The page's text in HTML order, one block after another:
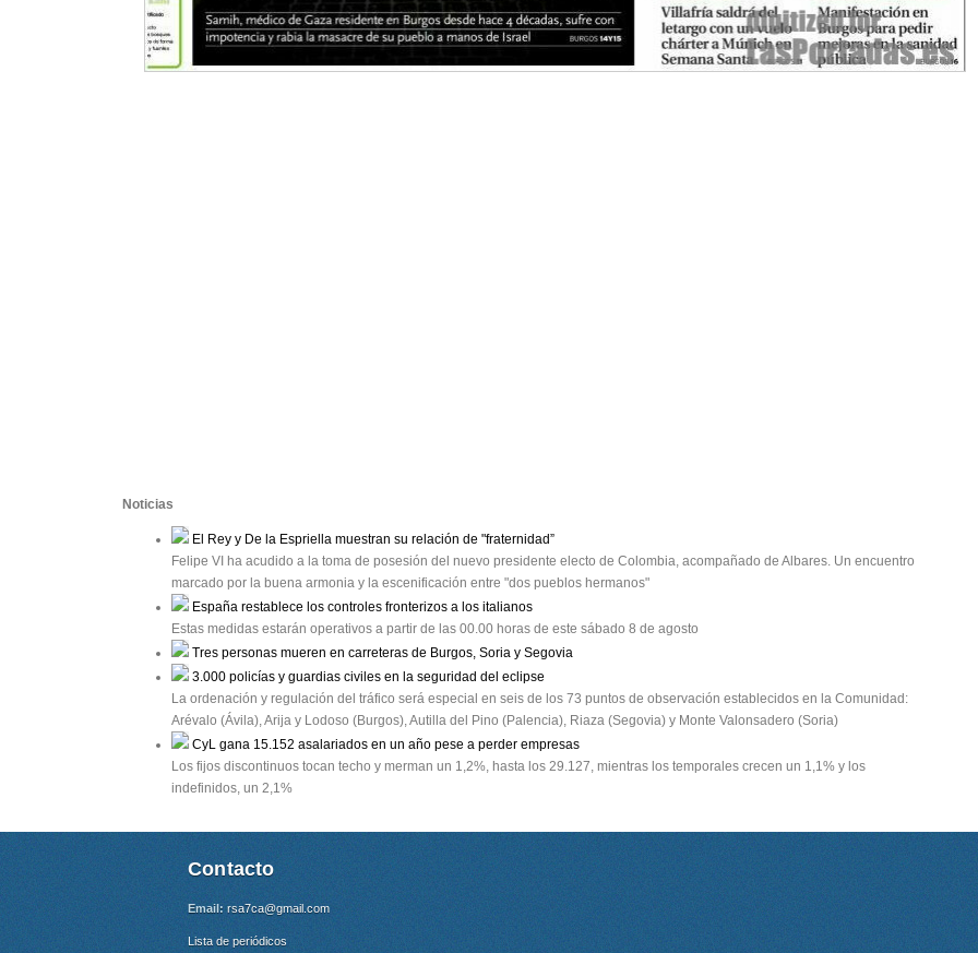
Noticias
El Rey y De la Espriella muestran su relación de "fraternidad”
Felipe VI ha acudido a la toma de posesión del nuevo presidente electo de Colombia, acompañado de Albares. Un encuentro
marcado por la buena armonia y la escenificación entre "dos pueblos hermanos"
España restablece los controles fronterizos a los italianos
Estas medidas estarán operativos a partir de las 00.00 horas de este sábado 8 de agosto
Tres personas mueren en carreteras de Burgos, Soria y Segovia
3.000 policías y guardias civiles en la seguridad del eclipse
La ordenación y regulación del tráfico será especial en seis de los 73 puntos de observación establecidos en la Comunidad:
Arévalo (Ávila), Arija y Lodoso (Burgos), Autilla del Pino (Palencia), Riaza (Segovia) y Monte Valonsadero (Soria)
CyL gana 15.152 asalariados en un año pese a perder empresas
Los fijos discontinuos tocan techo y merman un 1,2%, hasta los 29.127, mientras los temporales crecen un 1,1% y los
indefinidos, un 2,1%
Contacto
Email: rsa7ca@gmail.com
Lista de periódicos